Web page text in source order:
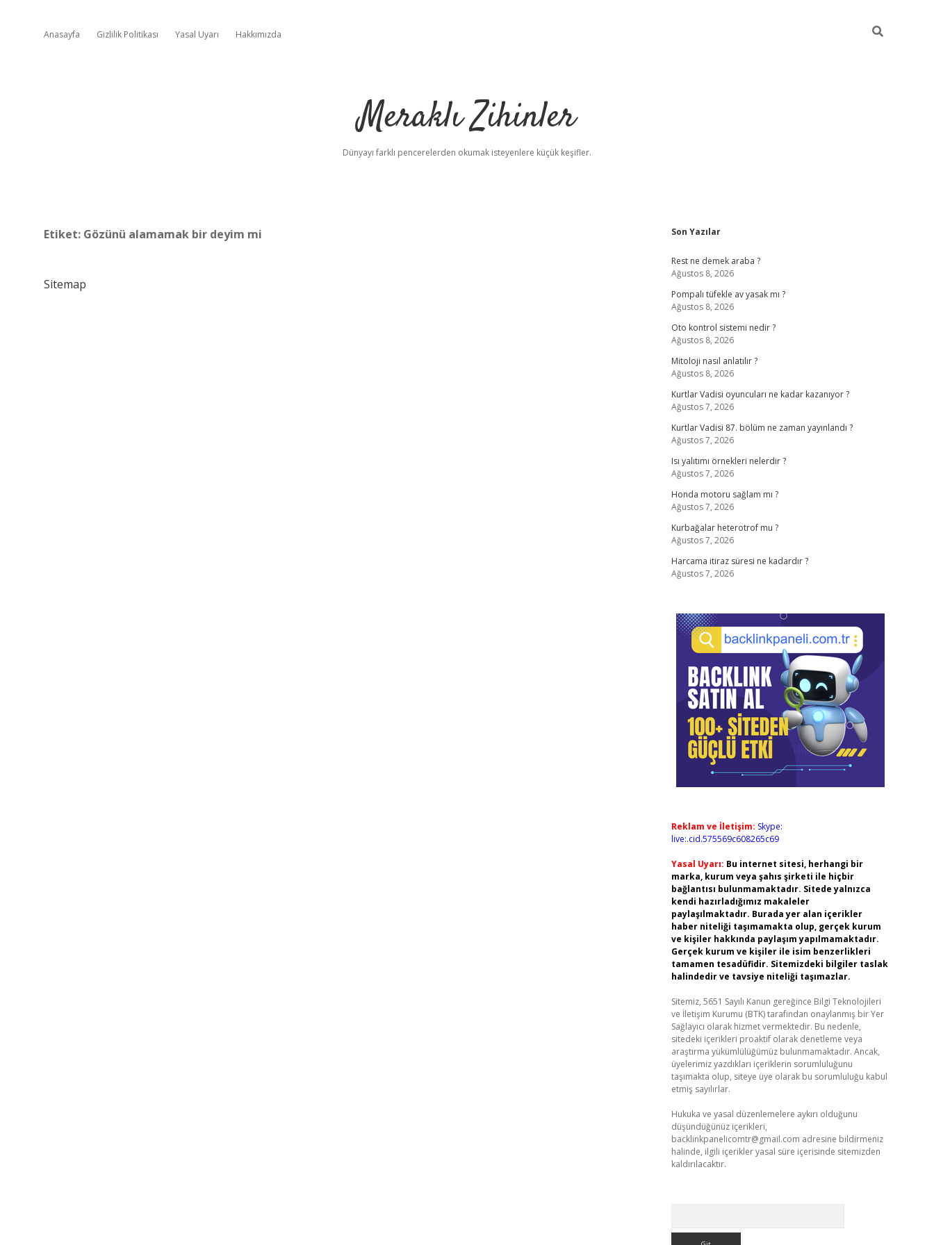
Anasayfa Gizlilik Politikası Yasal Uyarı Hakkımızda
Meraklı Zihinler
Dünyayı farklı pencerelerden okumak isteyenlere küçük keşifler.
Etiket: Gözünü alamamak bir deyim mi
Sitemap
Sidebar
Son Yazılar
Rest ne demek araba ?
Ağustos 8, 2026
Pompalı tüfekle av yasak mı ?
Ağustos 8, 2026
Oto kontrol sistemi nedir ?
Ağustos 8, 2026
Mitoloji nasıl anlatılır ?
Ağustos 8, 2026
Kurtlar Vadisi oyuncuları ne kadar kazanıyor ?
Ağustos 7, 2026
Kurtlar Vadisi 87. bölüm ne zaman yayınlandı ?
Ağustos 7, 2026
Isı yalıtımı örnekleri nelerdir ?
Ağustos 7, 2026
Honda motoru sağlam mı ?
Ağustos 7, 2026
Kurbağalar heterotrof mu ?
Ağustos 7, 2026
Harcama itiraz süresi ne kadardır ?
Ağustos 7, 2026
Reklam ve İletişim: Skype:
live:.cid.575569c608265c69
Yasal Uyarı: Bu internet sitesi, herhangi bir
marka, kurum veya şahıs şirketi ile hiçbir
bağlantısı bulunmamaktadır. Sitede yalnızca
kendi hazırladığımız makaleler
paylaşılmaktadır. Burada yer alan içerikler
haber niteliği taşımamakta olup, gerçek kurum
ve kişiler hakkında paylaşım yapılmamaktadır.
Gerçek kurum ve kişiler ile isim benzerlikleri
tamamen tesadüfidir. Sitemizdeki bilgiler taslak
halindedir ve tavsiye niteliği taşımazlar.
Sitemiz, 5651 Sayılı Kanun gereğince Bilgi Teknolojileri
ve İletişim Kurumu (BTK) tarafından onaylanmış bir Yer
Sağlayıcı olarak hizmet vermektedir. Bu nedenle,
sitedeki içerikleri proaktif olarak denetleme veya
araştırma yükümlülüğümüz bulunmamaktadır. Ancak,
üyelerimiz yazdıkları içeriklerin sorumluluğunu
taşımakta olup, siteye üye olarak bu sorumluluğu kabul
etmiş sayılırlar.
Hukuka ve yasal düzenlemelere aykırı olduğunu
düşündüğünüz içerikleri,
backlinkpanelicomtr@gmail.com adresine bildirmeniz
halinde, ilgili içerikler yasal süre içerisinde sitemizden
kaldırılacaktır.